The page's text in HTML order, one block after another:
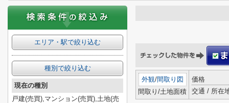
外観/間取り図
間取り/土地面積
価格
交通 / 所在
エリア・駅で絞り込む
種別で絞り込む
現在の種別
戸建(売買),マンション(売買),土地(売